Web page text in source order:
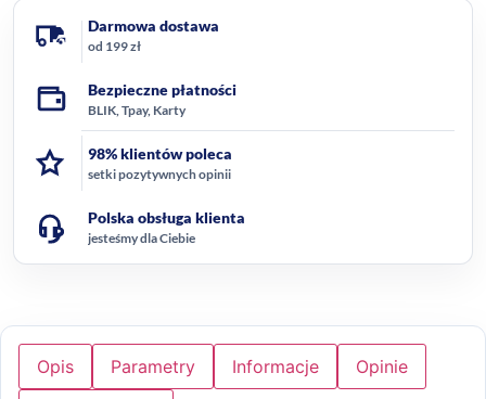
Darmowa dostawa
od 199 zł
Bezpieczne płatności
BLIK, Tpay, Karty
98% klientów poleca
setki pozytywnych opinii
Polska obsługa klienta
jesteśmy dla Ciebie
Opis Parametry Informacje Opinie